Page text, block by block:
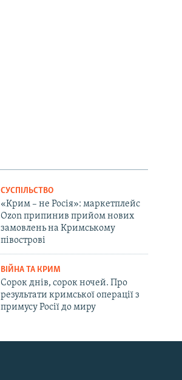
СУСПІЛЬСТВО
«Крим – не Росія»: маркетплейс
Ozon припинив прийом нових
замовлень на Кримському
півострові
ВІЙНА ТА КРИМ
Сорок днів, сорок ночей. Про
результати кримської операції з
примусу Росії до миру